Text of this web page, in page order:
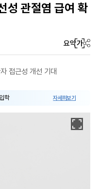
성 관절염 급여 확
요약가
접근성 개선 기대
학 자세히보기